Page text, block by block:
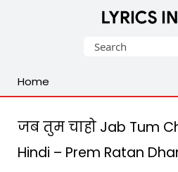
Malayalam,
English,
Songs
Search
Home
जब तुम चाहो Jab Tum
Hindi – Prem Ratan